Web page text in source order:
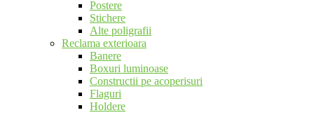
Postere
Stichere
Alte poligrafii
Reclama exterioara
Banere
Boxuri luminoase
Constructii pe acoperisuri
Flaguri
Holdere